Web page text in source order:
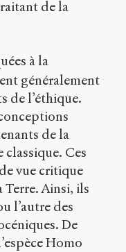
de la
à la
généralement
de l’éthique.
de la
Ces
vue critique
Terre. Ainsi, ils
l’autre des
De
Homo